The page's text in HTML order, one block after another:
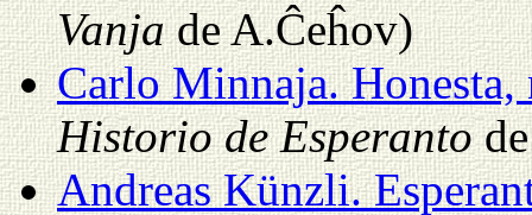
Vanjade A.Ĉeĥov)
Carlo Minnaja. Honesta,
Historio de Esperanto
Andreas Künzli.